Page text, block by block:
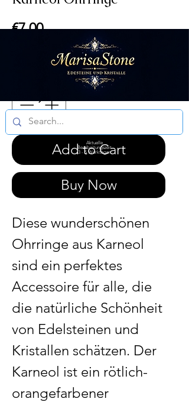
Aktuelle
Bearbeitungszeit
3 - 5 Werktagen
€7.00Price
VAT Included|DE 6.99 / Ö 14.99
*
Add to Cart
Buy Now
Diese wunderschönen
Ohrringe aus Karneol
sind ein perfektes
Accessoire für alle, die
die natürliche Schönheit
von Edelsteinen und
Kristallen schätzen. Der
Karneol ist ein rötlich-
orangefarbener